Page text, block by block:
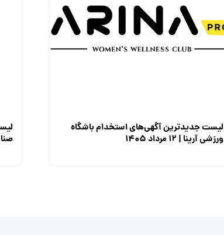
لیست جدیدترین آگهی‌های استخدام باشگاه
ورزشی آرینا | ۱۲ مرداد ۱۴۰۵